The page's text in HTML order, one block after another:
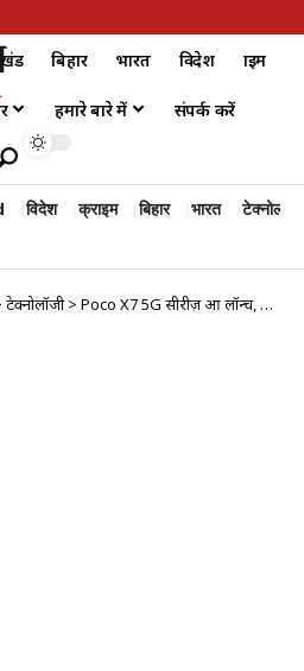
बिहार भारत विदेश क्राइम
हमारे बारे में संपर्क करें
विदेश क्राइम बिहार भारत टेक्नोलॉजी
टेक्नोलॉजी> Poco X7 5G सीरीज़ हुआ लॉन्च, 20 हजार में अब तक के सबसे बेहतरीन फीचर्स!